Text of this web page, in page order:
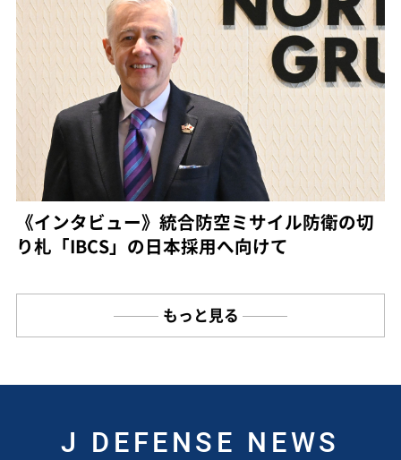
《インタビュー》統合防空ミサイル防衛の切
り札「IBCS」の日本採用へ向けて
もっと見る
J DEFENSE NEWS